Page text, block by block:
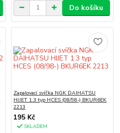
Do košíku
Zapalovací svíčka NGK DAIHATSU
HIJET 1.3 typ HCES (08/98-) BKUR6EK
2213
195 Kč
SKLADEM